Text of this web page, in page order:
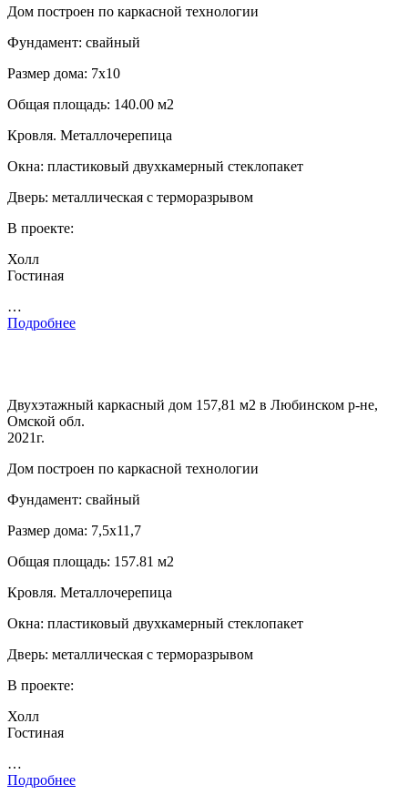
Дом построен по каркасной технологии
Фундамент: свайный
Размер дома: 7х10
Общая площадь: 140.00 м2
Кровля. Металлочерепица
Окна: пластиковый двухкамерный стеклопакет
Дверь: металлическая с терморазрывом
В проекте:
Холл
Гостиная
…
Подробнее
Двухэтажный каркасный дом 157,81 м2 в Любинском р-не,
Омской обл.
2021г.
Дом построен по каркасной технологии
Фундамент: свайный
Размер дома: 7,5х11,7
Общая площадь: 157.81 м2
Кровля. Металлочерепица
Окна: пластиковый двухкамерный стеклопакет
Дверь: металлическая с терморазрывом
В проекте:
Холл
Гостиная
…
Подробнее